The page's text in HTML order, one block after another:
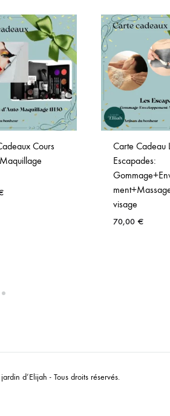
Cours
Carte Cadeau
Escapades:
visage
70,00€
d’Elijah - Tous droits réservés.